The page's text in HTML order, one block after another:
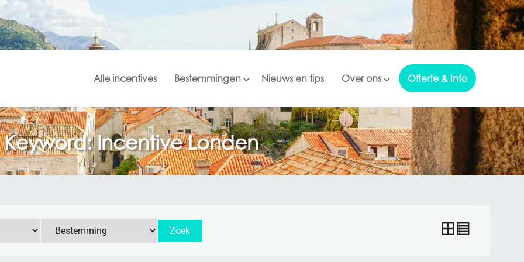
Alle incentives Bestemmingen Nieuws en tips Over ons Offerte & Info
Keyword: Incentive Londen
Zoek